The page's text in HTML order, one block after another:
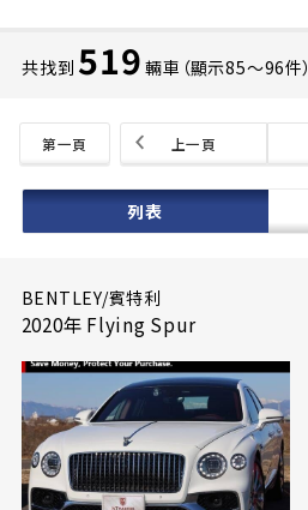
共找到 519 輛車（顯示85〜96件）
第一頁 上一頁
列表
BENTLEY/賓特利
2020年 Flying Spur